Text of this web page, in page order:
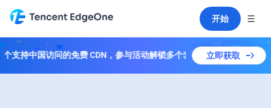
开始
持中国访问的免费 CDN，参与活动解锁多个套餐！ 立即获取